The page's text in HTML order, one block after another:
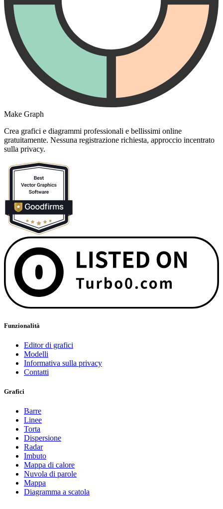
Make Graph
Crea grafici e diagrammi professionali e bellissimi online
gratuitamente. Nessuna registrazione richiesta, approccio incentrato
sulla privacy.
Funzionalità
Editor di grafici
Modelli
Informativa sulla privacy
Contatti
Grafici
Barre
Linee
Torta
Dispersione
Radar
Imbuto
Mappa di calore
Nuvola di parole
Mappa
Diagramma a scatola